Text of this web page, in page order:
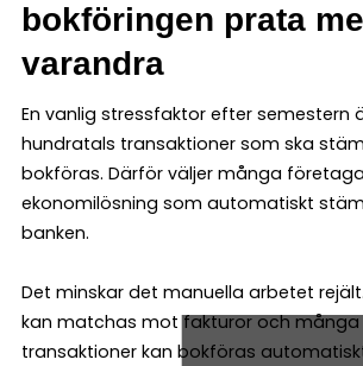
bokföringen prata
varandra
En vanlig stressfaktor efter semestern
hundratals transaktioner som ska
bokföras. Därför väljer många
ekonomilösning som automatiskt
banken.
Det minskar det manuella arbetet
kan matchas mot fakturor och
transaktioner kan bokföras